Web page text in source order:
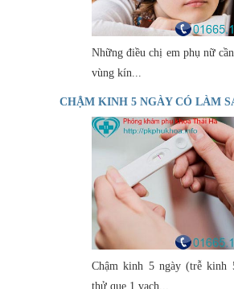
Những điều chị em phụ nữ
vùng kín...
CHẬM KINH 5 NGÀY CÓ LÀM
Chậm kinh 5 ngày (trễ kinh
thử que 1 vạch...